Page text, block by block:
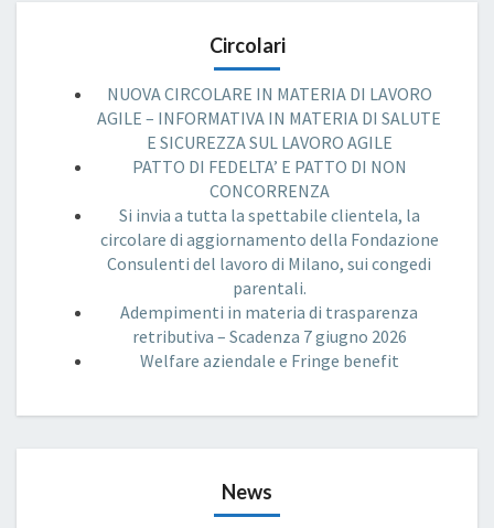
Circolari
NUOVA CIRCOLARE IN MATERIA DI LAVORO
AGILE – INFORMATIVA IN MATERIA DI SALUTE
E SICUREZZA SUL LAVORO AGILE
PATTO DI FEDELTA’ E PATTO DI NON
CONCORRENZA
Si invia a tutta la spettabile clientela, la
circolare di aggiornamento della Fondazione
Consulenti del lavoro di Milano, sui congedi
parentali.
Adempimenti in materia di trasparenza
retributiva – Scadenza 7 giugno 2026
Welfare aziendale e Fringe benefit
News